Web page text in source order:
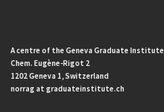
A centre of the Geneva Graduate Institute
Chem. Eugène-Rigot 2
1202 Geneva 1, Switzerland
norrag at graduateinstitute.ch